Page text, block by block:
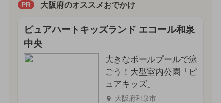
PR 大阪府のオススメおでかけ
ピュアハートキッズランド エコール和泉
中央
大きなボールプールで泳
ごう！大型室内公園「ピ
ュアキッズ」
大阪府和泉市